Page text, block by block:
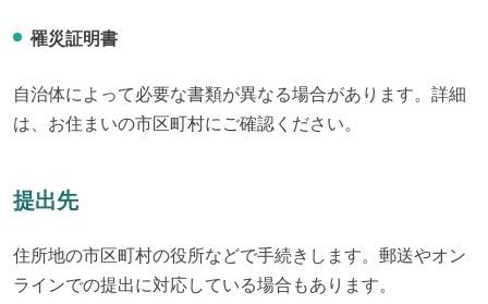
罹災証明書
自治体によって必要な書類が異なる場合があります。詳細
は、お住まいの市区町村にご確認ください。
提出先
住所地の市区町村の役所などで手続きします。郵送やオン
ラインでの提出に対応している場合もあります。